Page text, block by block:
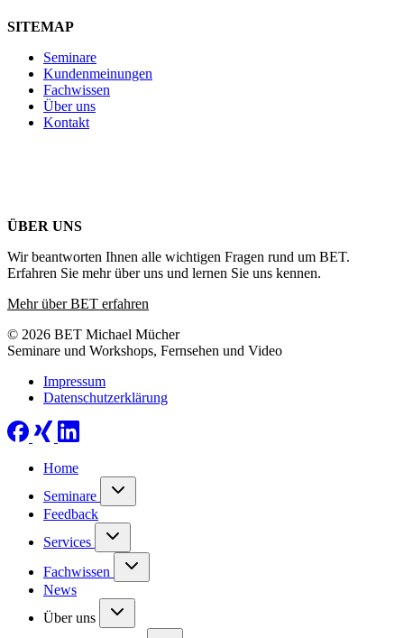
SITEMAP
Seminare
Kundenmeinungen
Fachwissen
Über uns
Kontakt
ÜBER UNS
Wir beantworten Ihnen alle wichtigen Fragen rund um BET.
Erfahren Sie mehr über uns und lernen Sie uns kennen.
Mehr über BET erfahren
© 2026 BET Michael Mücher
Seminare und Workshops, Fernsehen und Video
Impressum
Datenschutzerklärung
Home
Seminare
Feedback
Services
Fachwissen
News
Über uns